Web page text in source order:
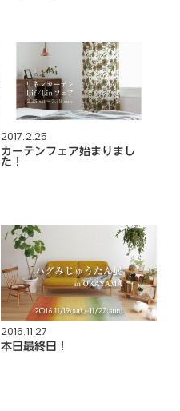
2017.2.25
カーテンフェア始まりまし
た！
2016.11.27
本日最終日！